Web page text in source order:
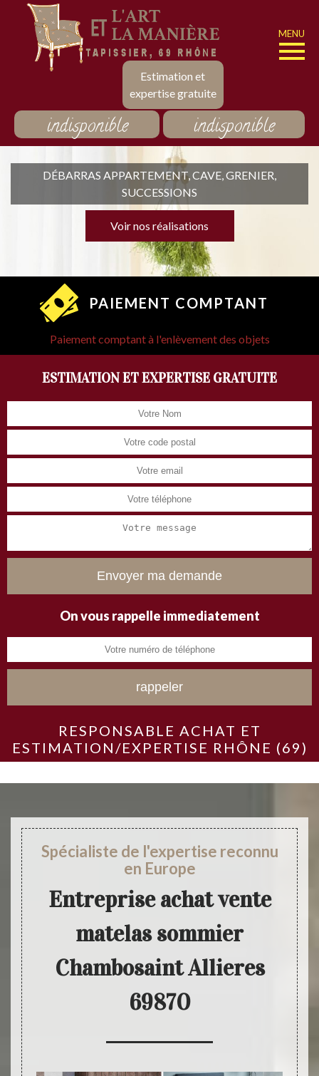
Estimation et
expertise gratuite
MENU
indisponible indisponible
DÉBARRAS APPARTEMENT, CAVE, GRENIER,
SUCCESSIONS
Voir nos réalisations
PAIEMENT COMPTANT
Paiement comptant à l'enlèvement des objets
ESTIMATION ET EXPERTISE GRATUITE
On vous rappelle immediatement
RESPONSABLE ACHAT ET
ESTIMATION/EXPERTISE RHÔNE (69)
Spécialiste de l'expertise reconnu
en Europe
Entreprise achat vente
matelas sommier
Chambosaint Allieres
69870